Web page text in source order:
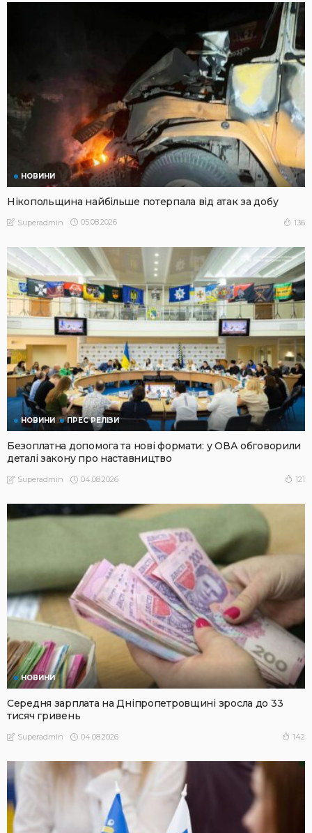
НОВИНИ
Нікопольщина найбільше потерпала від атак за добу
Superadmin 05.08.2026 136
НОВИНИ ПРЕС РЕЛІЗИ
Безоплатна допомога та нові формати: у ОВА обговорили
деталі закону про наставництво
Superadmin 04.08.2026 121
НОВИНИ
Середня зарплата на Дніпропетровщині зросла до 33
тисяч гривень
Superadmin 04.08.2026 142